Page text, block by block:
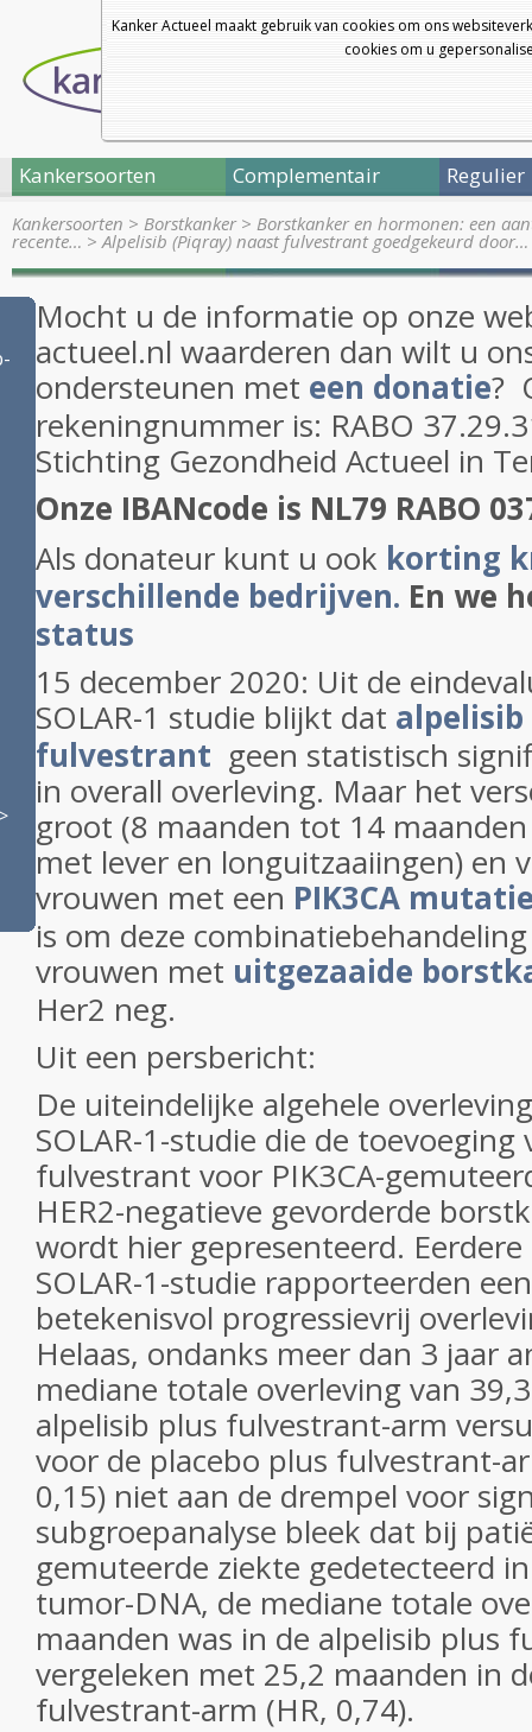
Kanker Actueel maakt gebruik van cookies om ons
cookies om u
Kankersoorten Complementair Regulier
Kankersoorten > Borstkanker> Borstkanker en hormonen: een
recente… >Alpelisib (Piqray) naast fulvestrant goedgekeurd door…
Mocht u de informatie op onze
actueel.nl waarderen dan wilt u
ondersteunen met een donatie?
rekeningnummer is: RABO
Stichting Gezondheid Actueel in
Onze IBANcode is NL79 RABO
Als donateur kunt u ook korting
verschillende bedrijven. En we
status
15 december 2020: Uit de
SOLAR-1 studie blijkt dat alpelisib
fulvestrant geen statistisch
in overall overleving. Maar het
groot (8 maanden tot 14
met lever en longuitzaaiingen) en
vrouwen met een PIK3CA
is om deze
vrouwen met uitgezaaide
Her2 neg.
Uit een persbericht:
De uiteindelijke algehele
SOLAR-1-studie die de toevoeging
fulvestrant voor PIK3CA-
HER2-negatieve gevorderde
wordt hier gepresenteerd.
SOLAR-1-studie rapporteerden
betekenisvol progressievrij
Helaas, ondanks meer dan 3 jaar
mediane totale overleving van
alpelisib plus fulvestrant-arm
voor de placebo plus fulvestrant-
0,15) niet aan de drempel voor
subgroepanalyse bleek dat bij
gemuteerde ziekte gedetecteerd
tumor-DNA, de mediane totale
maanden was in de alpelisib plus
vergeleken met 25,2 maanden in
fulvestrant-arm (HR, 0,74).